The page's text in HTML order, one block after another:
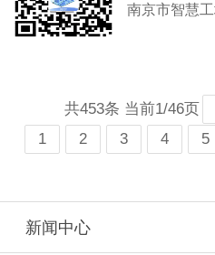
南京市智慧
共453条 当前1/46页
1
2 3 4 5
新闻中心